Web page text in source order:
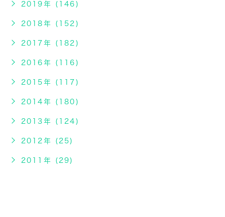
2019年 (146)
2018年 (152)
2017年 (182)
2016年 (116)
2015年 (117)
2014年 (180)
2013年 (124)
2012年 (25)
2011年 (29)